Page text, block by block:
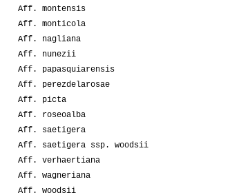
Aff. montensis
Aff. monticola
Aff. nagliana
Aff. nunezii
Aff. papasquiarensis
Aff. perezdelarosae
Aff. picta
Aff. roseoalba
Aff. saetigera
Aff. saetigera ssp. woodsii
Aff. verhaertiana
Aff. wagneriana
Aff. woodsii